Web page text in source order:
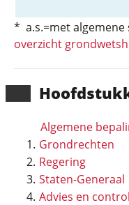
Algemene
Grondrechten
Regering
Staten-Generaal
Advies en
* a.s.=met algemene
overzicht